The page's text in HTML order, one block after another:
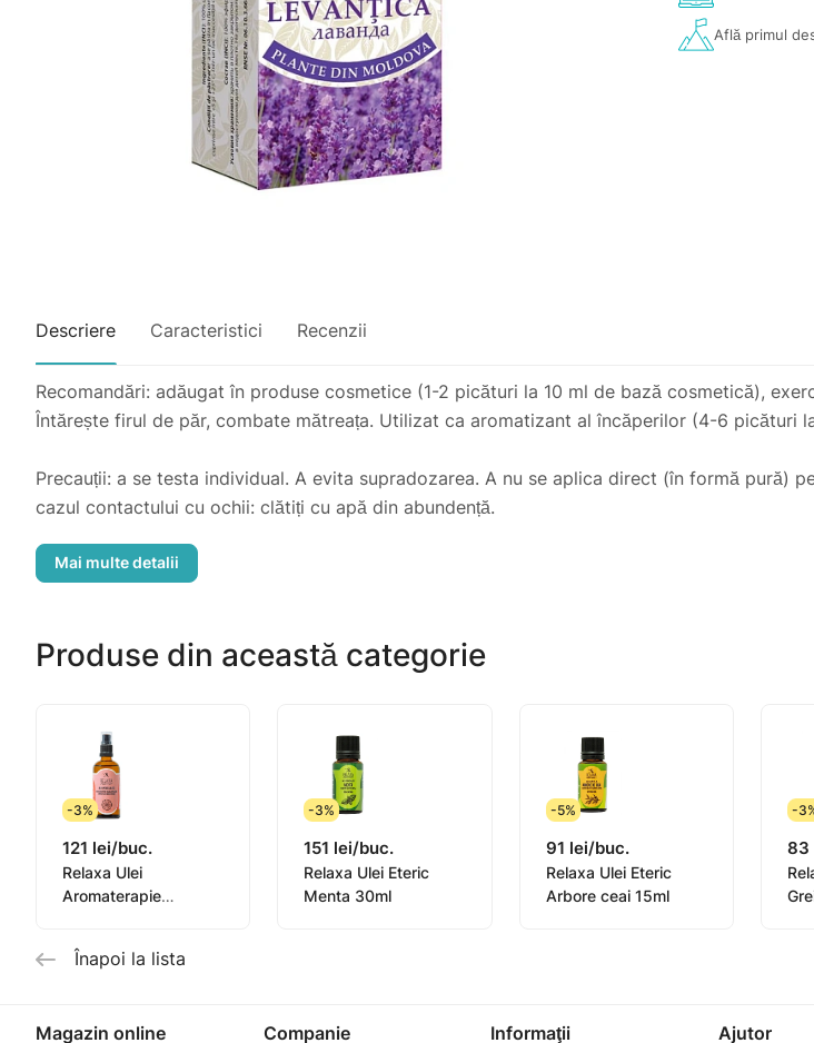
Află primul
Descriere Caracteristici Recenzii
Recomandări: adăugat în produse cosmetice (1-2 picături la 10 ml de bază cosmetică),
Întărește firul de păr, combate mătreața. Utilizat ca aromatizant al încăperilor (4-6 picături
Precauții: a se testa individual. A evita supradozarea. A nu se aplica direct (în formă pură)
cazul contactului cu ochii: clătiți cu apă din abundență.
Condiții de păstrare: a se păstra în flacon de sticlă închis ermetic, la temperaturi cuprinse
Volum 10 ml
Produse din această categorie
-3%
121 lei/buc.
Relaxa Ulei
Aromaterapie
-3%
151 lei/buc.
Relaxa Ulei Eteric
Menta 30ml
-5%
91 lei/buc.
Relaxa Ulei Eteric
Arbore ceai 15ml
-
83
Înapoi la lista
Magazin online Companie Informaţii Ajutor